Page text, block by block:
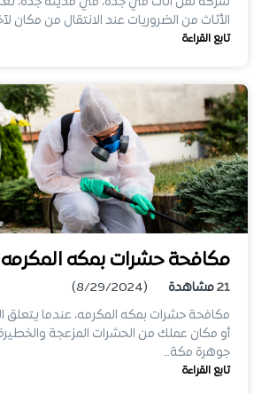
الأثاث من الضروريات عند الانتقال من مكان
تابع القراءة
مكافحة حشرات بمكه المكرمه
21مشاهدة
(8/29/2024)
مكافحة حشرات بمكه المكرمه، عندما يتعلق
أو مكان عملك من الحشرات المزعجة
جوهرة مكة…
تابع القراءة